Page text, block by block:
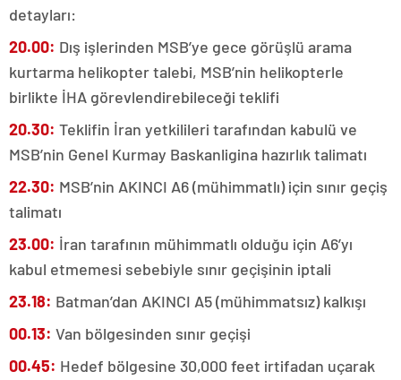
detayları:
20.00: Dış işlerinden MSB’ye gece görüşlü arama
kurtarma helikopter talebi, MSB’nin helikopterle
birlikte İHA görevlendirebileceği teklifi
20.30: Teklifin İran yetkilileri tarafından kabulü ve
MSB’nin Genel Kurmay Baskanligina hazırlık talimatı
22.30: MSB’nin AKINCI A6 (mühimmatlı) için sınır geçiş
talimatı
23.00: İran tarafının mühimmatlı olduğu için A6’yı
kabul etmemesi sebebiyle sınır geçişinin iptali
23.18: Batman’dan AKINCI A5 (mühimmatsız) kalkışı
00.13: Van bölgesinden sınır geçişi
00.45: Hedef bölgesine 30,000 feet irtifadan uçarak